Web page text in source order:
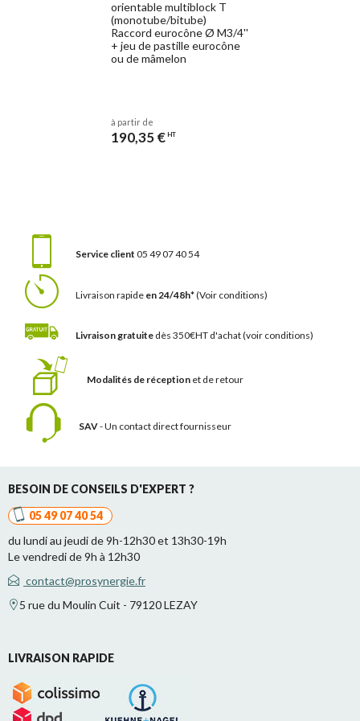
orientable multiblock T
(monotube/bitube)
Raccord eurocône Ø M3/4''
+ jeu de pastille eurocône
ou de mâmelon
à partir de
190,35 € HT
Service client 05 49 07 40 54
Livraison rapide en 24/48h*(Voir conditions)
Livraison gratuite dès 350€HT d'achat(voir conditions)
Modalités de réception et de retour
SAV- Un contact direct fournisseur
BESOIN DE CONSEILS D'EXPERT ?
05 49 07 40 54
du lundi au jeudi de 9h-12h30 et 13h30-19h
Le vendredi de 9h à 12h30
contact@prosynergie.fr
5 rue du Moulin Cuit - 79120 LEZAY
LIVRAISON RAPIDE